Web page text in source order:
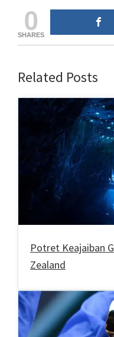
0
SHARES
Related Posts
Potret Keajaiban
Zealand